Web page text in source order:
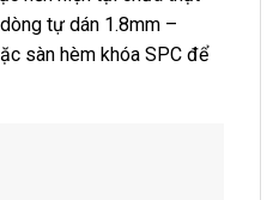
tự dán 1.8mm –
sàn hèm khóa SPC để